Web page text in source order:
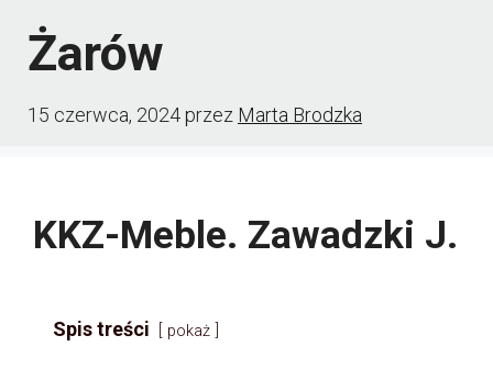
Żarów
15 czerwca, 2024przez Marta Brodzka
KKZ-Meble. Zawadzki J.
Spis treści pokaż